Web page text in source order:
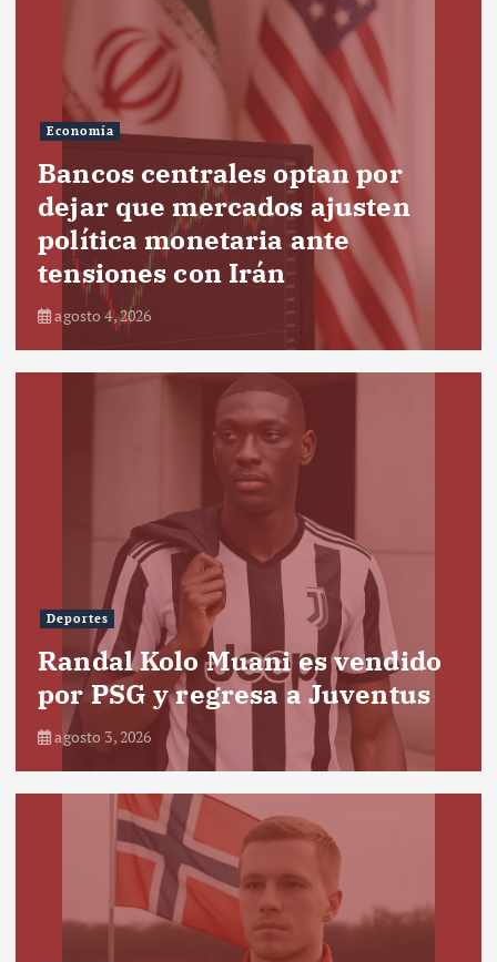
Economía
Bancos centrales optan por
dejar que mercados ajusten
política monetaria ante
tensiones con Irán
agosto 4, 2026
Deportes
Randal Kolo Muani es vendido
por PSG y regresa a Juventus
agosto 3, 2026